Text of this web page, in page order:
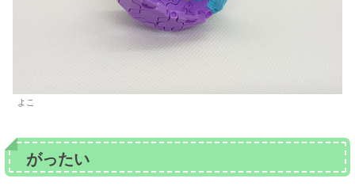
よこ
がったい